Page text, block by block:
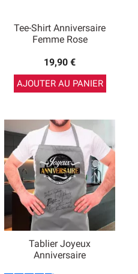
Tee-Shirt Anniversaire
Femme Rose
19,90 €
AJOUTER AU PANIER
Tablier Joyeux
Anniversaire